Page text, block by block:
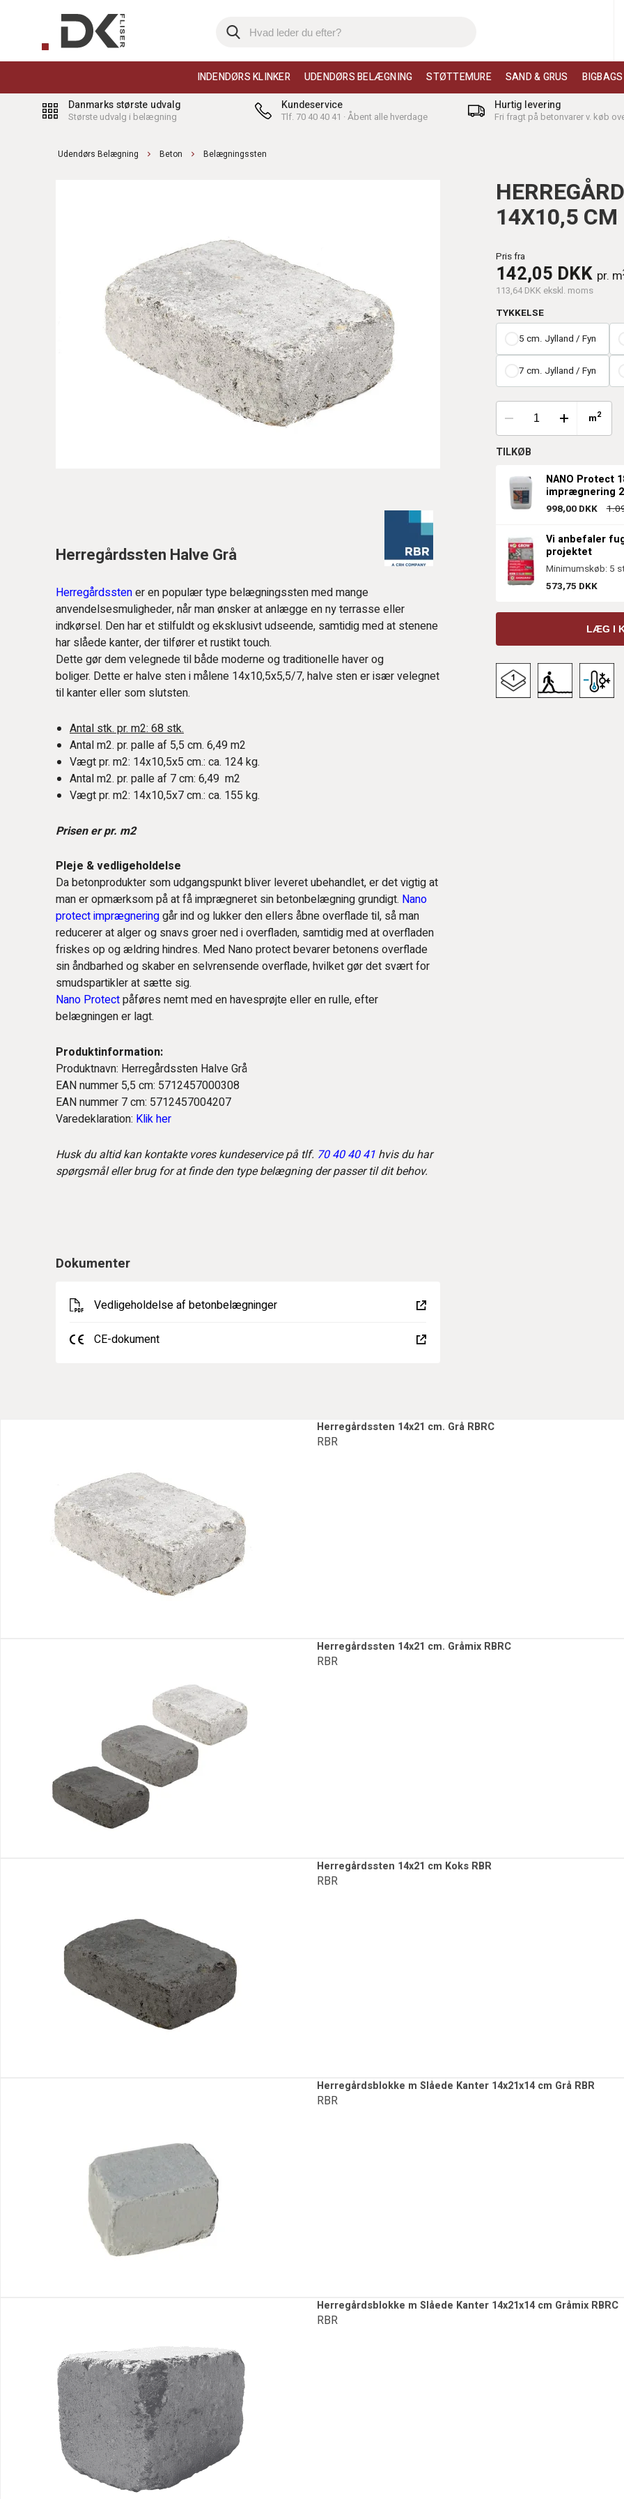
INDENDØRS KLINKER UDENDØRS BELÆGNING STØTTEMURE SAND & GRUS
BIGBAGS
Danmarks største udvalg
Største udvalg i belægning
Kundeservice
Tlf. 70 40 40 41 · Åbent alle hverdage
Hurtig levering
Fri fragt på betonvarer v. køb
Udendørs Belægning Beton Belægningssten
Herregårdssten Halve Grå
Herregårdsstener en populær type belægningssten med mange
anvendelsesmuligheder, når man ønsker at anlægge en ny terrasse eller
indkørsel. Den har et stilfuldt og eksklusivt udseende, samtidig med at stenene
har slåede kanter, der tilfører et rustikt touch.
Dette gør dem velegnede til både moderne og traditionelle haver og
boliger. Dette er halve sten i målene 14x10,5x5,5/7, halve sten er især velegnet
til kanter eller som slutsten.
Antal stk. pr. m2: 68 stk.
Antal m2. pr. palle af 5,5 cm. 6,49 m2
Vægt pr. m2: 14x10,5x5 cm.: ca. 124 kg.
Antal m2. pr. palle af 7 cm: 6,49 m2
Vægt pr. m2: 14x10,5x7 cm.: ca. 155 kg.
Prisen er pr. m2
Pleje & vedligeholdelse
Da betonprodukter som udgangspunkt bliver leveret ubehandlet, er det vigtig at
man er opmærksom på at få imprægneret sin betonbelægning grundigt. Nano
protect imprægneringgår ind og lukker den ellers åbne overflade til, så man
reducerer at alger og snavs groer ned i overfladen, samtidig med at overfladen
friskes op og ældring hindres. Med Nano protect bevarer betonens overflade
sin åndbarhed og skaber en selvrensende overflade, hvilket gør det svært for
smudspartikler at sætte sig.
Nano Protectpåføres nemt med en havesprøjte eller en rulle, efter
belægningen er lagt.
Produktinformation:
Produktnavn: Herregårdssten Halve Grå
EAN nummer 5,5 cm: 5712457000308
EAN nummer 7 cm: 5712457004207
Varedeklaration: Klik her
Husk du altid kan kontakte vores kundeservice på tlf. 70 40 40 41 hvis du har
spørgsmål eller brug for at finde den type belægning der passer til dit behov.
Dokumenter
Vedligeholdelse af betonbelægninger
CE-dokument
14X10,5 CM
Pris fra
142,05 DKK pr. m
113,64 DKK ekskl. moms
TYKKELSE
5 cm. Jylland / Fyn
7 cm. Jylland / Fyn
m2
TILKØB
NANO Protect
imprægnering
998,00 DKK
Vi anbefaler
projektet
Minimumskøb: 5
573,75 DKK
LÆG I
Herregårdssten 14x21 cm. Grå RBRC
RBR
Herregårdssten 14x21 cm. Gråmix RBRC
RBR
Herregårdssten 14x21 cm Koks RBR
RBR
Herregårdsblokke m Slåede Kanter 14x21x14 cm Grå RBR
RBR
Herregårdsblokke m Slåede Kanter 14x21x14 cm Gråmix RBRC
RBR